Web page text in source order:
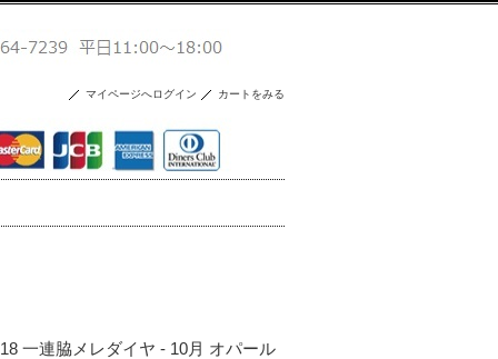
マイページへログイン カートをみる
一連脇メレダイヤ - 10月 オパール